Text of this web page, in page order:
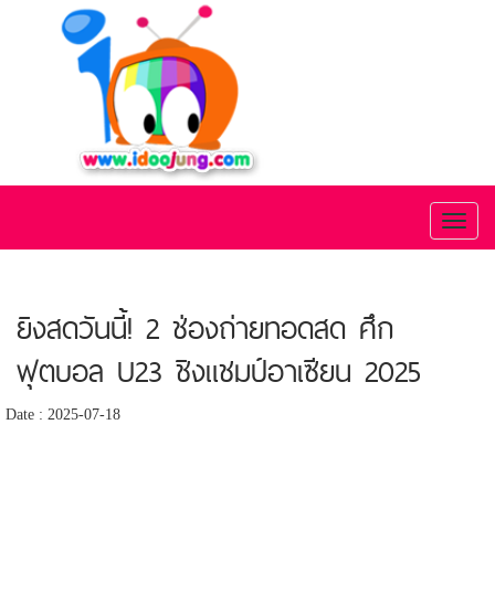
ยิงสดวันนี้! 2 ช่องถ่ายทอดสด ศึก
ฟุตบอล U23 ชิงแชมป์อาเซียน 2025
Date : 2025-07-18